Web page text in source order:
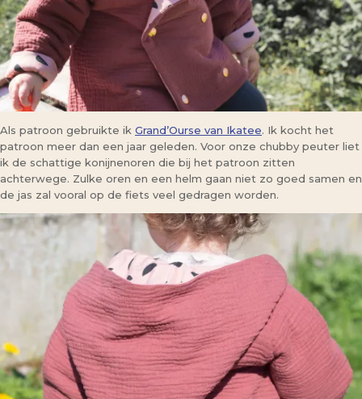
Als patroon gebruikte ik Grand’Ourse van Ikatee. Ik kocht het
patroon meer dan een jaar geleden. Voor onze chubby peuter liet
ik de schattige konijnenoren die bij het patroon zitten
achterwege. Zulke oren en een helm gaan niet zo goed samen en
de jas zal vooral op de fiets veel gedragen worden.